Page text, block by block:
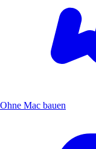
Ohne Mac bauen